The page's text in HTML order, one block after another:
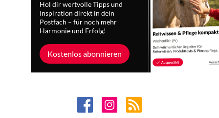
Hol dir wertvolle Tipps und
Inspiration direkt in dein
Postfach – für noch mehr
Harmonie und Erfolg!
Kostenlos abonnieren